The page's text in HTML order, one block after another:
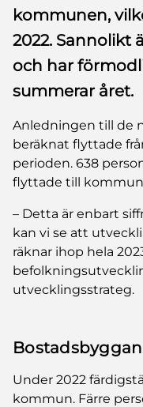
kommunen,
2022. Sannolikt
och har
summerar året.
Anledningen till de
beräknat flyttade
perioden. 638
flyttade till
– Detta är enbart
kan vi se att
räknar ihop hela
utvecklingsstrateg.
Under 2022
kommun. Färre